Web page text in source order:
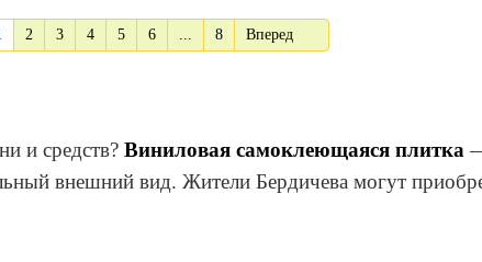
и средств? Виниловая самоклеющаяся плитка
внешний вид. Жители Бердичева могут
2 3 4 5 6 ... 8 Вперед